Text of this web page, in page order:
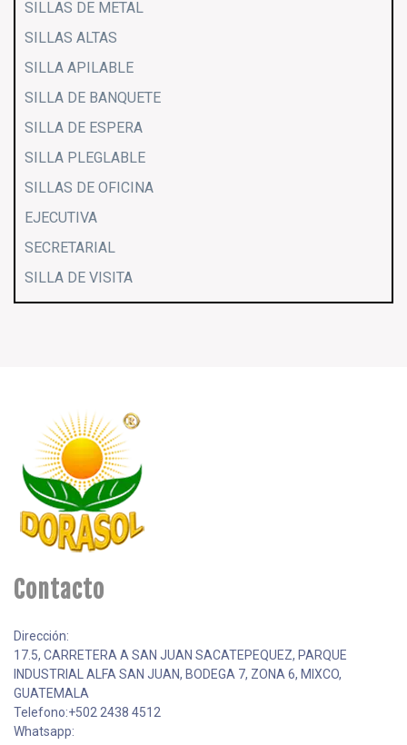
SILLAS DE METAL
SILLAS ALTAS
SILLA APILABLE
SILLA DE BANQUETE
SILLA DE ESPERA
SILLA PLEGLABLE
SILLAS DE OFICINA
EJECUTIVA
SECRETARIAL
SILLA DE VISITA
Contacto
Dirección:
17.5, CARRETERA A SAN JUAN SACATEPEQUEZ, PARQUE
INDUSTRIAL ALFA SAN JUAN, BODEGA 7, ZONA 6, MIXCO,
GUATEMALA
Telefono:+502 2438 4512
Whatsapp: